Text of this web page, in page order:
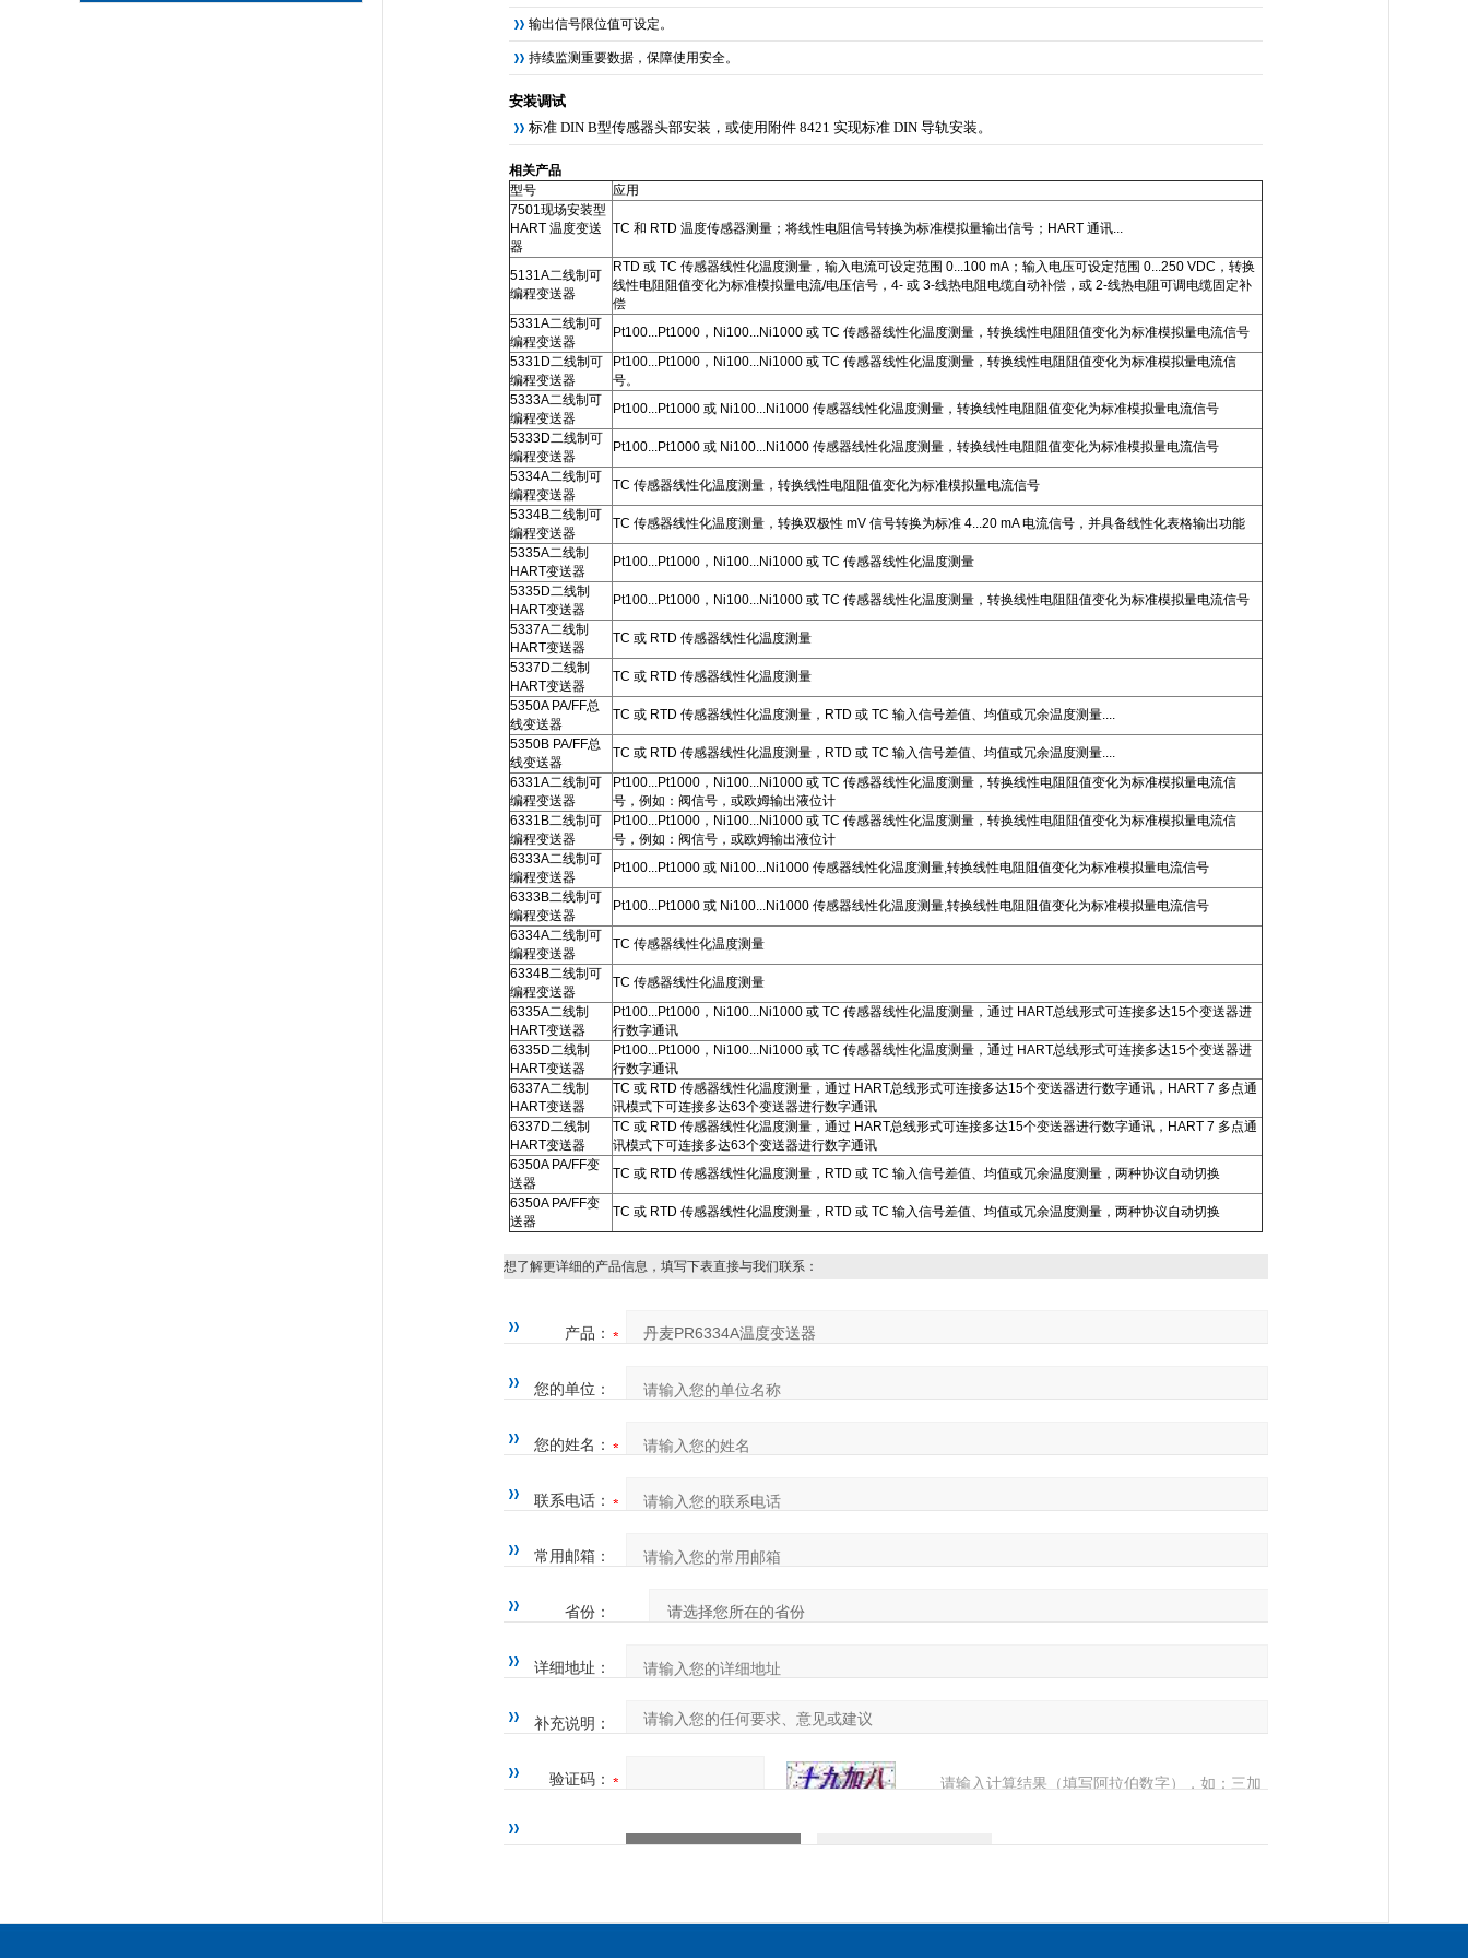
输出信号限位值可设定。
持续监测重要数据，保障使用安全。
安装调试
标准 DIN B型传感器头部安装，或使用附件 8421 实现标准 DIN 导轨安装。
相关产品
型号
应用
7501现场安装型
HART 温度变送
器
TC 和 RTD 温度传感器测量；将线性电阻信号转换为标准模拟量输出信号；HART 通讯...
5131A二线制可
编程变送器
RTD 或 TC 传感器线性化温度测量，输入电流可设定范围 0...100 mA；输入电压可设定范围 0...250 VDC，转换
线性电阻阻值变化为标准模拟量电流/电压信号，4- 或 3-线热电阻电缆自动补偿，或 2-线热电阻可调电缆固定补
偿
5331A二线制可
编程变送器
Pt100...Pt1000，Ni100...Ni1000 或 TC 传感器线性化温度测量，转换线性电阻阻值变化为标准模拟量电流信号
5331D二线制可
编程变送器
Pt100...Pt1000，Ni100...Ni1000 或 TC 传感器线性化温度测量，转换线性电阻阻值变化为标准模拟量电流信
号。
5333A二线制可
编程变送器
Pt100...Pt1000 或 Ni100...Ni1000 传感器线性化温度测量，转换线性电阻阻值变化为标准模拟量电流信号
5333D二线制可
编程变送器
Pt100...Pt1000 或 Ni100...Ni1000 传感器线性化温度测量，转换线性电阻阻值变化为标准模拟量电流信号
5334A二线制可
编程变送器
TC 传感器线性化温度测量，转换线性电阻阻值变化为标准模拟量电流信号
5334B二线制可
编程变送器
TC 传感器线性化温度测量，转换双极性 mV 信号转换为标准 4...20 mA 电流信号，并具备线性化表格输出功能
5335A二线制
HART变送器
Pt100...Pt1000，Ni100...Ni1000 或 TC 传感器线性化温度测量
5335D二线制
HART变送器
Pt100...Pt1000，Ni100...Ni1000 或 TC 传感器线性化温度测量，转换线性电阻阻值变化为标准模拟量电流信号
5337A二线制
HART变送器
TC 或 RTD 传感器线性化温度测量
5337D二线制
HART变送器
TC 或 RTD 传感器线性化温度测量
5350A PA/FF总
线变送器
TC 或 RTD 传感器线性化温度测量，RTD 或 TC 输入信号差值、均值或冗余温度测量....
5350B PA/FF总
线变送器
TC 或 RTD 传感器线性化温度测量，RTD 或 TC 输入信号差值、均值或冗余温度测量....
6331A二线制可
编程变送器
Pt100...Pt1000，Ni100...Ni1000 或 TC 传感器线性化温度测量，转换线性电阻阻值变化为标准模拟量电流信
号，例如：阀信号，或欧姆输出液位计
6331B二线制可
编程变送器
Pt100...Pt1000，Ni100...Ni1000 或 TC 传感器线性化温度测量，转换线性电阻阻值变化为标准模拟量电流信
号，例如：阀信号，或欧姆输出液位计
6333A二线制可
编程变送器
Pt100...Pt1000 或 Ni100...Ni1000 传感器线性化温度测量,转换线性电阻阻值变化为标准模拟量电流信号
6333B二线制可
编程变送器
Pt100...Pt1000 或 Ni100...Ni1000 传感器线性化温度测量,转换线性电阻阻值变化为标准模拟量电流信号
6334A二线制可
编程变送器
TC 传感器线性化温度测量
6334B二线制可
编程变送器
TC 传感器线性化温度测量
6335A二线制
HART变送器
Pt100...Pt1000，Ni100...Ni1000 或 TC 传感器线性化温度测量，通过 HART总线形式可连接多达15个变送器进
行数字通讯
6335D二线制
HART变送器
Pt100...Pt1000，Ni100...Ni1000 或 TC 传感器线性化温度测量，通过 HART总线形式可连接多达15个变送器进
行数字通讯
6337A二线制
HART变送器
TC 或 RTD 传感器线性化温度测量，通过 HART总线形式可连接多达15个变送器进行数字通讯，HART 7 多点通
讯模式下可连接多达63个变送器进行数字通讯
6337D二线制
HART变送器
TC 或 RTD 传感器线性化温度测量，通过 HART总线形式可连接多达15个变送器进行数字通讯，HART 7 多点通
讯模式下可连接多达63个变送器进行数字通讯
6350A PA/FF变
送器
TC 或 RTD 传感器线性化温度测量，RTD 或 TC 输入信号差值、均值或冗余温度测量，两种协议自动切换
6350A PA/FF变
送器
TC 或 RTD 传感器线性化温度测量，RTD 或 TC 输入信号差值、均值或冗余温度测量，两种协议自动切换
想了解更详细的产品信息，填写下表直接与我们联系：
产品：
您的单位：
您的姓名：
联系电话：
常用邮箱：
省份：
详细地址：
补充说明：
验证码：
请输入计算结果（填写阿拉伯数字），如：三加